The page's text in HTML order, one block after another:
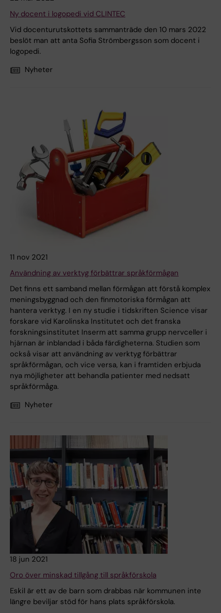
Ny docent i logopedi vid CLINTEC
Vid docenturutskottets sammanträde den 10 mars 2022
beslöt man att anta Sofia Strömbergsson som docent i
logopedi.
Nyheter
11 nov 2021
Användning av verktyg förbättrar språkförmågan
Det finns ett samband mellan förmågan att förstå komplex
meningsbyggnad och den finmotoriska förmågan att
hantera verktyg. I en ny studie i tidskriften Science visar
forskare vid Karolinska Institutet och det franska
forskningsinstitutet Inserm att samma grupp nervceller i
hjärnan är inblandad i båda färdigheterna. Studien som
också visar att användning av verktyg förbättrar
språkförmågan, och vice versa, kan i framtiden erbjuda
nya möjligheter att behandla patienter med nedsatt
språkförmåga.
Nyheter
18 jun 2021
Oro över minskad tillgång till språkförskola
Eskil är ett av de barn som drabbas när kommunen inte
längre beviljar stöd för hans plats språkförskola.